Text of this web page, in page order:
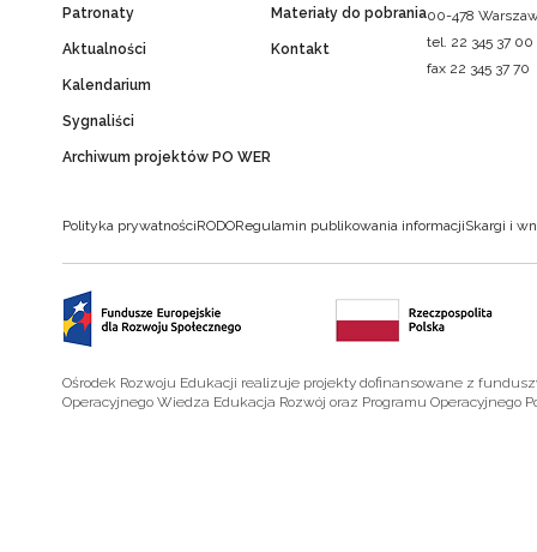
Patronaty
Aktualności
Kalendarium
Sygnaliści
Archiwum projektów PO WER
Materiały do pobrania
Kontakt
00-478
tel. 22 345 37 00
fax 22 345 37 70
Polityka prywatnościRODORegulamin publikowania informacjiSkargi i
Ośrodek Rozwoju Edukacji realizuje projekty dofinansowane z
Operacyjnego Wiedza Edukacja Rozwój oraz Programu Operacyjnego